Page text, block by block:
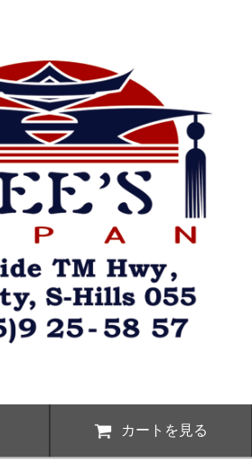
カートを見る